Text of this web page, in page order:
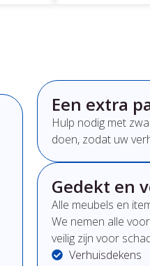
Een extra
Hulp nodig met
doen, zodat uw
Gedekt en
Alle meubels en
We nemen alle
veilig zijn voor
Verhuisdekens